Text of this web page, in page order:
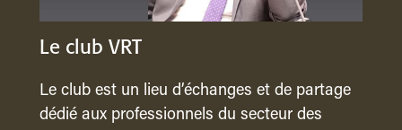
Le club VRT
Le club est un lieu d’échanges et de partage
dédié aux professionnels du secteur des